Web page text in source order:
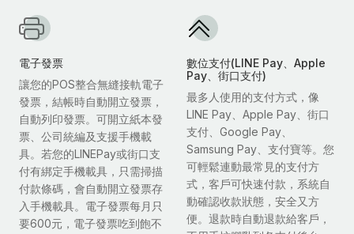
電子發票
讓您的POS整合無縫接軌電子
發票，結帳時自動開立發票，
自動列印發票。可開立紙本發
票、公司統編及支援手機載
具。若您的LINEPay或街口支
付有綁定手機載具，只需掃描
付款條碼，會自動開立發票存
入手機載具。電子發票每月只
要600元，電子發票吃到飽不
數位支付(LINE Pay、Apple
Pay、街口支付)
最多人使用的支付方式，像
LINE Pay、Apple Pay、街口
支付、Google Pay、
Samsung Pay、支付寶等。您
可輕鬆連動最常見的支付方
式，客戶可快速付款，系統自
動確認收款狀態，安全又方
便。退款時自動退款給客戶，